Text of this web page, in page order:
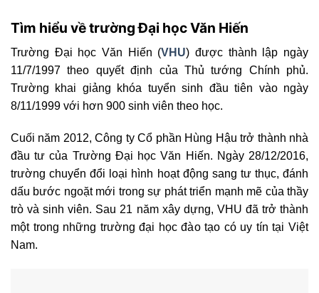
Tìm hiểu về trường Đại học Văn Hiến
Trường Đại học Văn Hiến (VHU) được thành lập ngày
11/7/1997 theo quyết định của Thủ tướng Chính phủ.
Trường khai giảng khóa tuyển sinh đầu tiên vào ngày
8/11/1999 với hơn 900 sinh viên theo học.
Cuối năm 2012, Công ty Cổ phần Hùng Hậu trở thành nhà
đầu tư của Trường Đại học Văn Hiến. Ngày 28/12/2016,
trường chuyển đổi loại hình hoạt động sang tư thục, đánh
dấu bước ngoặt mới trong sự phát triển mạnh mẽ của thầy
trò và sinh viên. Sau 21 năm xây dựng, VHU đã trở thành
một trong những trường đại học đào tạo có uy tín tại Việt
Nam.